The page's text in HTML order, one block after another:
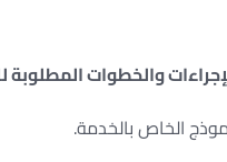
والخطوات
الخاص بالخدمة.